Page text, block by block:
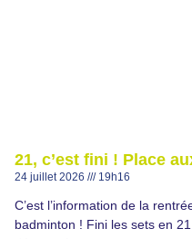
21, c’est fini ! Place
24 juillet 2026 19h16
C’est l’information de la
badminton ! Fini les sets en